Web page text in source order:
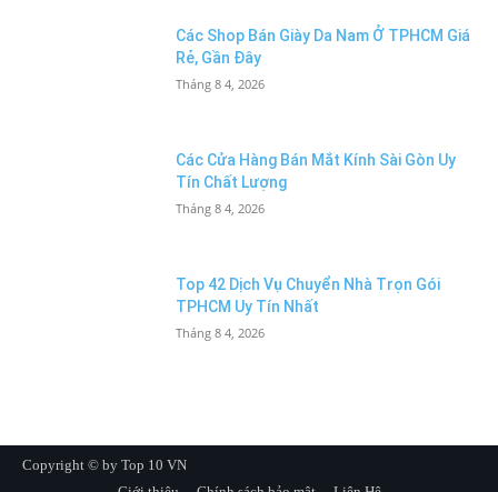
Các Shop Bán Giày Da Nam Ở TPHCM Giá
Rẻ, Gần Đây
Tháng 8 4, 2026
Các Cửa Hàng Bán Mắt Kính Sài Gòn Uy
Tín Chất Lượng
Tháng 8 4, 2026
Top 42 Dịch Vụ Chuyển Nhà Trọn Gói
TPHCM Uy Tín Nhất
Tháng 8 4, 2026
Copyright © by Top 10 VN